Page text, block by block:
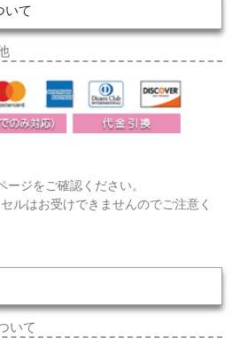
いて
ージをご確認ください。
ルはお受けできませんのでご注意く
いて